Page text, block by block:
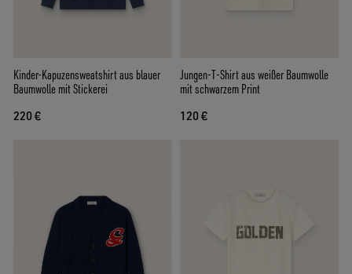
Kinder-Kapuzensweatshirt aus blauer
Baumwolle mit Stickerei
220 €
Jungen-T-Shirt aus weißer Baumwolle
mit schwarzem Print
120 €